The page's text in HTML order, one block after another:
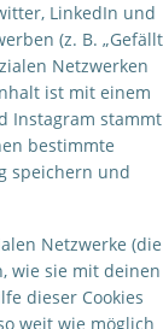
LinkedIn und
(z. B. „Gefällt
Netzwerken
ist mit einem
Instagram stammt
bestimmte
speichern und
Netzwerke (die
wie sie mit deinen
dieser Cookies
weit wie möglich